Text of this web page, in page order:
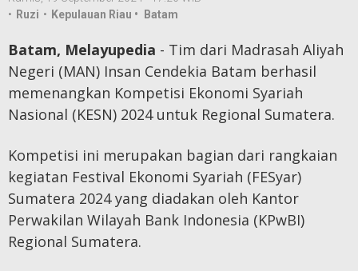
• Ruzi • Kepulauan Riau • Batam
Batam, Melayupedia - Tim dari Madrasah Aliyah
Negeri (MAN) Insan Cendekia Batam berhasil
memenangkan Kompetisi Ekonomi Syariah
Nasional (KESN) 2024 untuk Regional Sumatera.
Kompetisi ini merupakan bagian dari rangkaian
kegiatan Festival Ekonomi Syariah (FESyar)
Sumatera 2024 yang diadakan oleh Kantor
Perwakilan Wilayah Bank Indonesia (KPwBI)
Regional Sumatera.